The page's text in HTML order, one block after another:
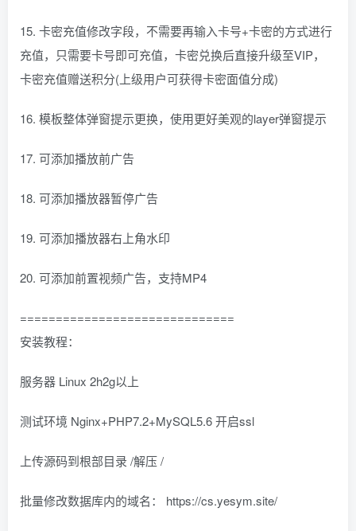
15. 卡密充值修改字段，不需要再输入卡号+卡密的方式进行
充值，只需要卡号即可充值，卡密兑换后直接升级至VIP，
卡密充值赠送积分(上级用户可获得卡密面值分成)
16. 模板整体弹窗提示更换，使用更好美观的layer弹窗提示
17. 可添加播放前广告
18. 可添加播放器暂停广告
19. 可添加播放器右上角水印
20. 可添加前置视频广告，支持MP4
==============================
安装教程：
服务器 Linux 2h2g以上
测试环境 Nginx+PHP7.2+MySQL5.6 开启ssl
上传源码到根部目录 /解压 /
批量修改数据库内的域名： https://cs.yesym.site/